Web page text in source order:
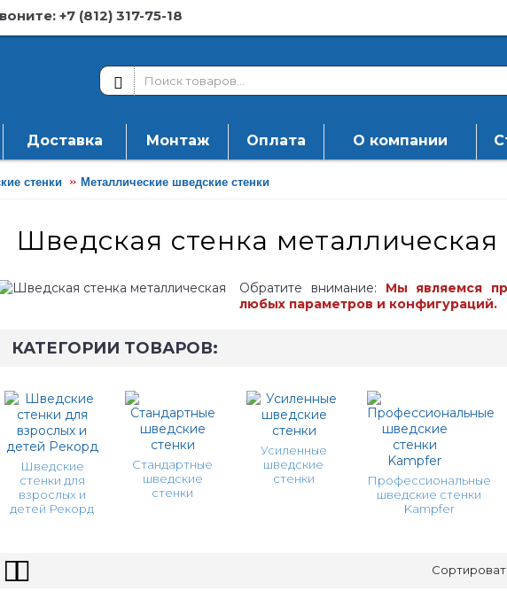
+7 (812) 317-75-18
Доставка Монтаж Оплата О компании
стенки Металлические шведские стенки
Шведская стенка металлическая
Обратите внимание: Мы являемся
любых параметров и конфигураций.
КАТЕГОРИИ ТОВАРОВ:
Шведские
стенки для
взрослых и
детей Рекорд
Стандартные
шведские
стенки
Усиленные
шведские
стенки
Профессиональные
шведские стенки
Kampfer